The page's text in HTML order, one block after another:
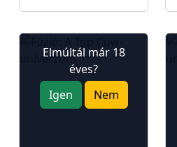
Elmúltál már 18
éves?
Igen
Nem